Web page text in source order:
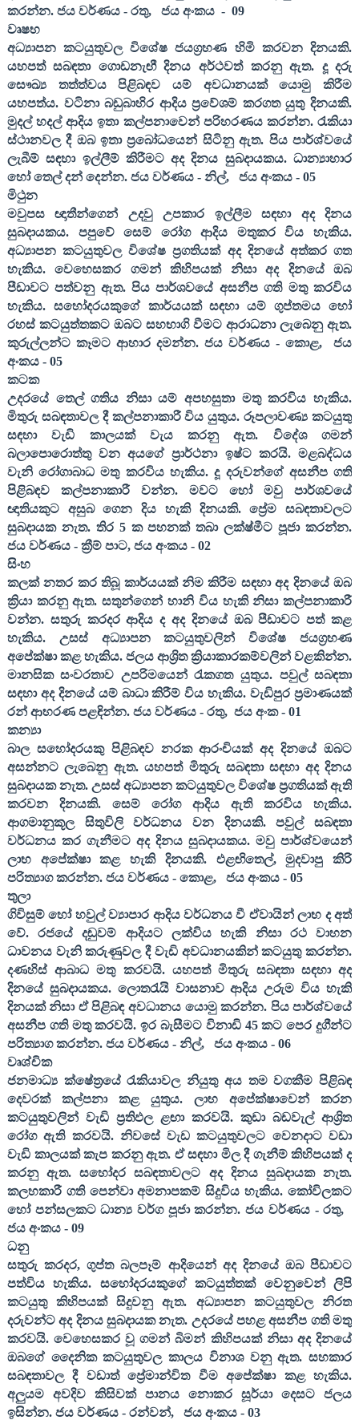
කරන්න. ජය වර්ණය - රතු, ජය අංකය - 09
වෘෂභ
අධ්‍යාපන කටයුතුවල විශේෂ ජයග්‍රහණ හිමි කරවන දිනයකි.
යහපත් සබඳතා ගොඩනැඟී දිනය අර්ථවත් කරනු ඇත. දූ දරු
සෞඛ්‍ය තත්ත්වය පිළිබඳව යම් අවධානයක් යොමු කිරීම
යහපත්ය. වටිනා බඩුබාහිර ආදිය ප්‍රවේශම් කරගත යුතු දිනයකි.
මුදල් හදල් ආදිය ඉතා කල්පනාවෙන් පරිහරණය කරන්න. රැකියා
ස්ථානවල දී ඔබ ඉතා ප්‍රබෝධයෙන් සිටිනු ඇත. පිය පාර්ශ්වයේ
ලැබීම් සඳහා ඉල්ලීම් කිරීමට අද දිනය සුබදායකය. ධාන්‍යාහාර
හෝ තෙල් දන් දෙන්න. ජය වර්ණය - නිල්, ජය අංකය - 05
මිථුන
මවුපස ඥාතීන්ගෙන් උදවු උපකාර ඉල්ලීම සඳහා අද දිනය
සුබදායකය. පපුවේ සෙම් රෝග ආදිය මතුකර විය හැකිය.
අධ්‍යාපන කටයුතුවල විශේෂ ප්‍රගතියක් අද දිනයේ අත්කර ගත
හැකිය. වෙහෙසකර ගමන් කිහිපයක් නිසා අද දිනයේ ඔබ
පීඩාවට පත්වනු ඇත. පිය පාර්ශවයේ අසනීප ගති මතු කරවිය
හැකිය. සහෝදරයකුගේ කාර්යයක් සඳහා යම් ගුප්තමය හෝ
රහස් කටයුත්තකට ඔබට සහභාගි වීමට ආරාධනා ලැබෙනු ඇත.
කුරුල්ලන්ට කෑමට ආහාර දමන්න. ජය වර්ණය - කොළ,
ජය
අංකය - 05
කටක
උදරයේ තෙල් ගතිය නිසා යම් අපහසුතා මතු කරවිය හැකිය.
මිතුරු සබඳතාවල දී කල්පනාකාරී විය යුතුය. රූපලාවණ්‍ය කටයුතු
සඳහා වැඩි කාලයක් වැය කරනු ඇත. විදේශ ගමන්
බලාපොරොත්තු වන අයගේ ප්‍රාර්ථනා ඉෂ්ට කරයි. මළබද්ධය
වැනි රෝගාබාධ මතු කරවිය හැකිය. දූ දරුවන්ගේ අසනීප ගති
පිළිබඳව කල්පනාකාරී වන්න. මවට හෝ මවු පාර්ශවයේ
ඥාතියකුට අසුබ ගෙන දිය හැකි දිනයකි. ප්‍රේම සබඳතාවලට
සුබදායක නැත. තිර 5ක පහනක් තබා ලක්ෂ්මීට පූජා කරන්න.
ජය වර්ණය - ක්‍රීම් පාට, ජය අංකය - 02
සිංහ
කලක් නතර කර තිබූ කාර්යයක් නිම කිරීම සඳහා අද දිනයේ ඔබ
ක්‍රියා කරනු ඇත. සතුන්ගෙන් හානි විය හැකි නිසා කල්පනාකාරී
වන්න. සතුරු කරදර ආදිය ද අද දිනයේ ඔබ පීඩාවට පත් කළ
හැකිය. උසස් අධ්‍යාපන කටයුතුවලින් විශේෂ ජයග්‍රහණ
අපේක්ෂා කළ හැකිය. ජලය ආශ්‍රිත ක්‍රියාකාරකම්වලින් වළකින්න.
මානසික සංවරතාව උපරිමයෙන් රැකගත යුතුය. පවුල් සබඳතා
සඳහා අද දිනයේ යම් බාධා කිරීම් විය හැකිය. වැඩිපුර ප්‍රමාණයක්
රන් ආභරණ පළඳින්න. ජය වර්ණය - රතු, ජය අංක - 01
කන්‍යා
බාල සහෝදරයකු පිළිබඳව නරක ආරංචියක් අද දිනයේ ඔබට
අසන්නට ලැබෙනු ඇත. යහපත් මිතුරු සබඳතා සඳහා අද දිනය
සුබදායක නැත. උසස් අධ්‍යාපන කටයුතුවල විශේෂ ප්‍රගතියක් ඇති
කරවන දිනයකි. සෙම් රෝග ආදිය ඇති කරවිය හැකිය.
ආගමානුකූල සිතුවිලි වර්ධනය වන දිනයකි. පවුල් සබඳතා
වර්ධනය කර ගැනීමට අද දිනය සුබදායකය. මවු පාර්ශ්වයෙන්
ලාභ අපේක්ෂා කළ හැකි දිනයකි. එළඟිතෙල්,මුදවාපු කිරි
පරිත්‍යාග කරන්න. ජය වර්ණය - කොළ, ජය අංකය -05
තුලා
ගිවිසුම් හෝ හවුල් ව්‍යාපාර ආදිය වර්ධනය වී ඒවායින් ලාභ ද අත්
වේ. රජයේ දඬුවම් ආදියට ලක්විය හැකි නිසා රථ වාහන
ධාවනය වැනි කරුණුවල දී වැඩි අවධානයකින් කටයුතු කරන්න.
දණහිස් ආබාධ මතු කරවයි. යහපත් මිතුරු සබඳතා සඳහා අද
දිනයේ සුබදායකය. ලොතරැයි වාසනාව ආදිය උරුම විය හැකි
දිනයක් නිසා ඒ පිළිබඳ අවධානය යොමු කරන්න. පිය පාර්ශ්වයේ
අසනීප ගති මතු කරවයි. ඉර බැසීමට විනාඩි 45කට පෙර දුගීන්ට
පරිත්‍යාග කරන්න. ජය වර්ණය - නිල්, ජය අංකය - 06
වෘශ්චික
ජනමාධ්‍ය ක්ෂේත්‍රයේ රැකියාවල නියුතු අය තම වගකීම පිළිබඳ
දෙවරක් කල්පනා කළ යුතුය. ලාභ අපේක්ෂාවෙන් කරන
කටයුතුවලින් වැඩි ප්‍රතිඵල ළඟා කරවයි. කුඩා බඩවැල් ආශ්‍රිත
රෝග ඇති කරවයි. නිවසේ වැඩ කටයුතුවලට වෙනදාට වඩා
වැඩි කාලයක් කැප කරනු ඇත. ඒ සඳහා මිල දී ගැනීම් කිහිපයක් ද
කරනු ඇත. සහෝදර සබඳතාවලට අද දිනය සුබදායක නැත.
කලහකාරී ගති පෙන්වා අමනාපකම් සිදුවිය හැකිය. කෝවිලකට
හෝ පන්සලකට ධාන්‍ය වර්ග පූජා කරන්න. ජය වර්ණය - රතු,
ජය අංකය -09
ධනු
සතුරු කරදර,ගුප්ත බලපෑම් ආදියෙන් අද දිනයේ ඔබ පීඩාවට
පත්විය හැකිය. සහෝදරයකුගේ කටයුත්තක් වෙනුවෙන් ලිපි
කටයුතු කිහිපයක් සිදුවනු ඇත. අධ්‍යාපන කටයුතුවල නිරත
දරුවන්ට අද දිනය සුබදායක නැත. උදරයේ පහළ අසනීප ගති මතු
කරවයි. වෙහෙසකර වූ ගමන් බිමන් කිහිපයක් නිසා අද දිනයේ
ඔබගේ දෛනික කටයුතුවල කාලය විනාශ වනු ඇත. සහකාර
සබඳතාවල දී වඩාත් ප්‍රේමාන්විත වීම අපේක්ෂා කළ හැකිය.
අලුයම අවදිව කිසිවක් පානය නොකර සූර්යා දෙසට ජලය
ඉසින්න. ජය වර්ණය - රන්වන්, ජය අංකය -03